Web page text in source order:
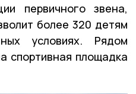
первичного звена,
более 320 детям
условиях. Рядом
спортивная площадка